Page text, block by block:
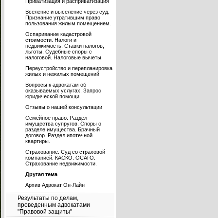
Вселение и выселение через суд.
Признание утратившим право
пользования жилым помещением.
Оспаривание кадастровой
стоимости. Налоги и
недвижимость. Ставки налогов,
льготы. Судебные споры с
налоговой. Налоговые вычеты.
Переустройство и перепланировка
жилых и нежилых помещений
Вопросы к адвокатам об
оказываемых услугах. Запрос
юридической помощи.
Отзывы о нашей консультации
Семейное право. Раздел
имущества супругов. Споры о
разделе имущества. Брачный
договор. Раздел ипотечной
квартиры.
Страхование. Суд со страховой
компанией. КАСКО. ОСАГО.
Страхование недвижимости.
Другая тема
Архив Адвокат Он-Лайн
Результаты по делам,
проведенным адвокатами
"Правовой защиты"